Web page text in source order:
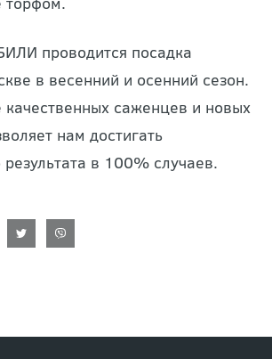
проводится посадка
в весенний и осенний сезон.
качественных саженцев и новых
нам достигать
в 100% случаев.